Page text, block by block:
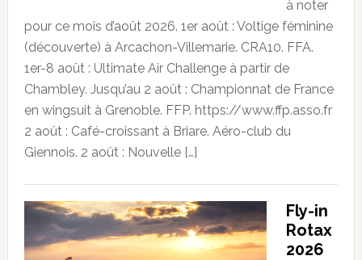
à noter
pour ce mois d’août 2026. 1er août : Voltige féminine
(découverte) à Arcachon-Villemarie. CRA10. FFA.
1er-8 août : Ultimate Air Challenge à partir de
Chambley. Jusqu’au 2 août : Championnat de France
en wingsuit à Grenoble. FFP. https://www.ffp.asso.fr
2 août : Café-croissant à Briare. Aéro-club du
Giennois. 2 août : Nouvelle […]
Fly-in
Rotax
2026